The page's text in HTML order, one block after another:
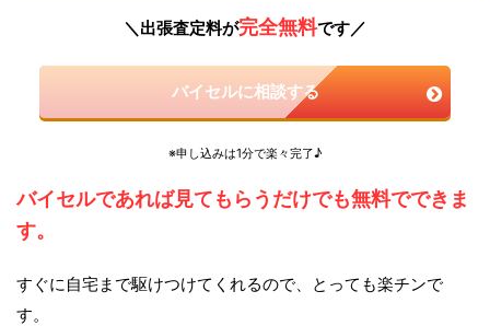
＼出張査定料が完全無料です／
バイセルに相談する
※申し込みは1分で楽々完了♪
バイセルであれば見てもらうだけでも無料でできま
す。
すぐに自宅まで駆けつけてくれるので、とっても楽チンで
す。